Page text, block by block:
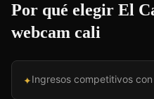
Por qué elegir El
webcam cali
✦Ingresos competitivos